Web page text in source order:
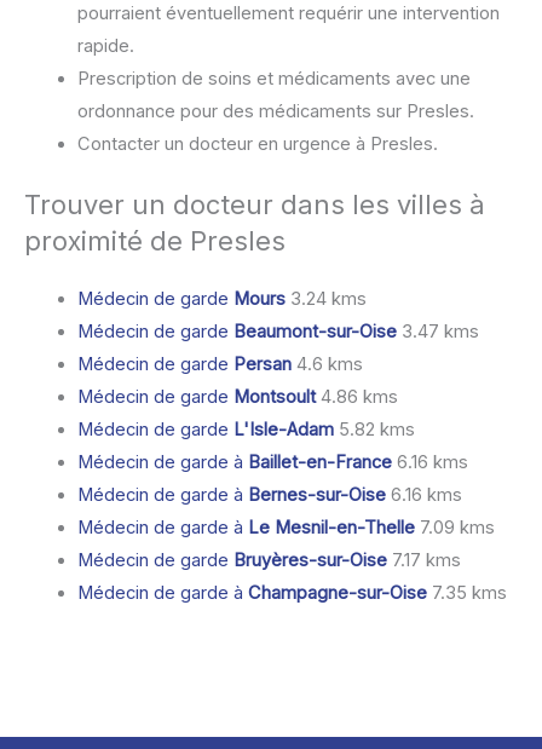
pourraient éventuellement requérir une intervention
rapide.
Prescription de soins et médicaments avec une
ordonnance pour des médicaments sur Presles.
Contacter un docteur en urgence à Presles.
Trouver un docteur dans les villes à
proximité de Presles
Médecin de garde Mours3.24 kms
Médecin de garde Beaumont-sur-Oise3.47 kms
Médecin de garde Persan4.6 kms
Médecin de garde Montsoult4.86 kms
Médecin de garde L'Isle-Adam5.82 kms
Médecin de garde à Baillet-en-France6.16 kms
Médecin de garde à Bernes-sur-Oise6.16 kms
Médecin de garde à Le Mesnil-en-Thelle7.09 kms
Médecin de garde Bruyères-sur-Oise7.17 kms
Médecin de garde à Champagne-sur-Oise7.35 kms